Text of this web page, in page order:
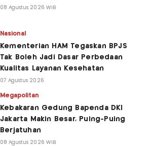
08 Agustus 2026 WIB
Nasional
Kementerian HAM Tegaskan BPJS
Tak Boleh Jadi Dasar Perbedaan
Kualitas Layanan Kesehatan
07 Agustus 2026
Megapolitan
Kebakaran Gedung Bapenda DKI
Jakarta Makin Besar, Puing-Puing
Berjatuhan
08 Agustus 2026 WIB